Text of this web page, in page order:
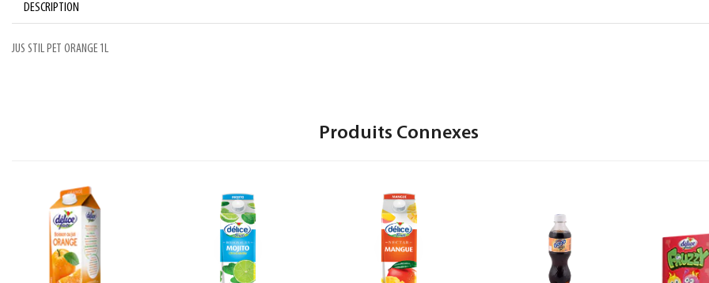
DESCRIPTION
JUS STIL PET ORANGE 1L
Produits Connexes